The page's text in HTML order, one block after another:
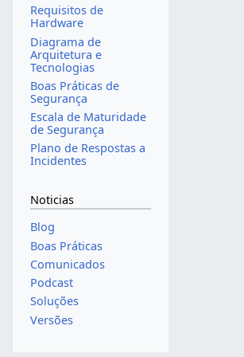
Requisitos de
Hardware
Diagrama de
Arquitetura e
Tecnologias
Boas Práticas de
Segurança
Escala de Maturidade
de Segurança
Plano de Respostas a
Incidentes
Noticias
Blog
Boas Práticas
Comunicados
Podcast
Soluções
Versões